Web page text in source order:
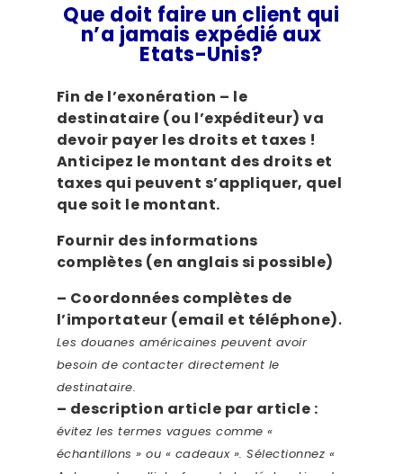
Que doit faire un client qui
n’a jamais expédié aux
Etats-Unis?
Fin de l’exonération – le
destinataire (ou l’expéditeur) va
devoir payer les droits et taxes !
Anticipez le montant des droits et
taxes qui peuvent s’appliquer, quel
que soit le montant.
Fournir des informations
complètes (en anglais si possible)
– Coordonnées complètes de
l’importateur (email et téléphone).
Les douanes américaines peuvent avoir
besoin de contacter directement le
destinataire.
– description article par article :
évitez les termes vagues comme «
échantillons » ou « cadeaux ». Sélectionnez «